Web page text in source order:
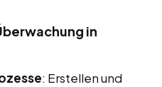
in
: Erstellen und